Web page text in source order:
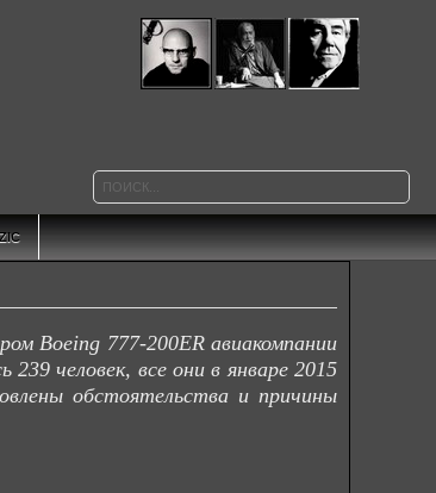
Boeing 777-200ER авиакомпании
человек, все они в январе 2015
обстоятельства и причины